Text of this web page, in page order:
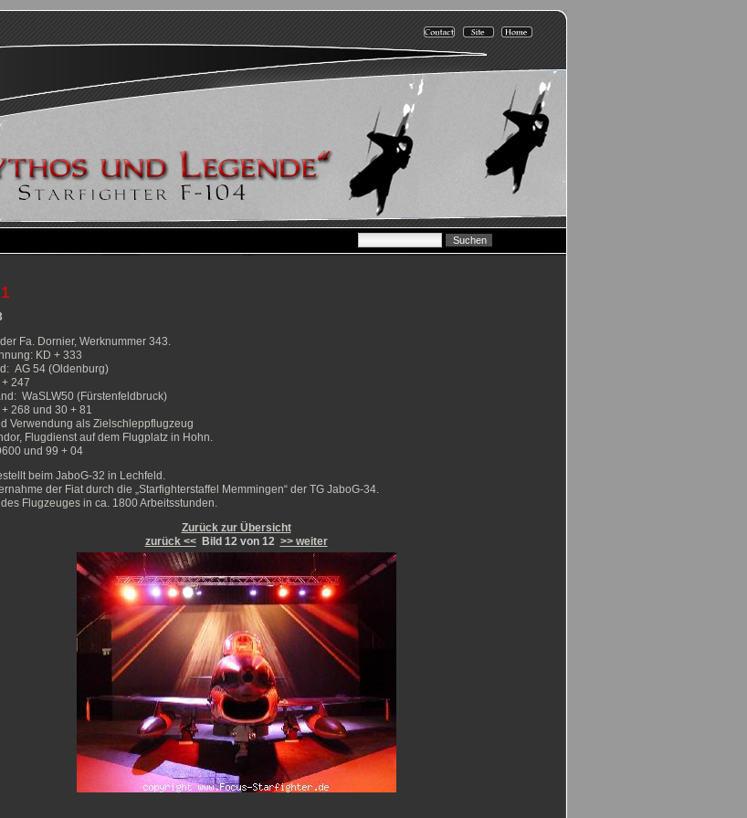
Fa. Dornier, Werknummer 343.
KD + 333
AG 54 (Oldenburg)
247
WaSLW50 (Fürstenfeldbruck)
268 und 30 + 81
Verwendung als Zielschleppflugzeug
Flugdienst auf dem Flugplatz in Hohn.
und 99 + 04
beim JaboG-32 in Lechfeld.
der Fiat durch die „Starfighterstaffel Memmingen“ der TG JaboG-34.
Flugzeuges in ca. 1800 Arbeitsstunden.
Zurück zur Übersicht
zurück <<Bild 12 von 12 >> weiter